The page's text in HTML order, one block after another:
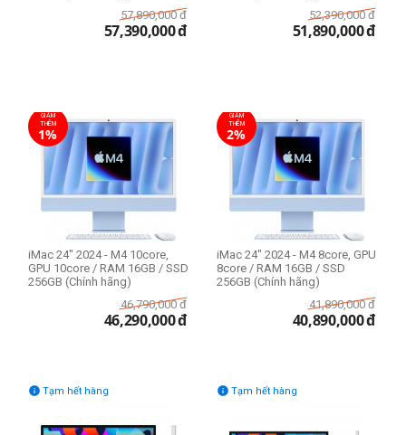
57,890,000 đ
57,390,000đ
52,390,000 đ
51,890,000đ
GIẢM
THÊM
1%
iMac 24" 2024 - M4 10core,
GPU 10core / RAM 16GB / SSD
256GB (Chính hãng)
46,790,000 đ
46,290,000đ
GIẢM
THÊM
2%
iMac 24" 2024 - M4 8core, GPU
8core / RAM 16GB / SSD
256GB (Chính hãng)
41,890,000 đ
40,890,000đ
Tạm hết hàng
 Tạm hết hàng
